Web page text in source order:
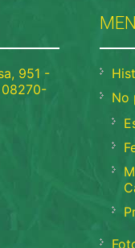
951 -
08270-
No